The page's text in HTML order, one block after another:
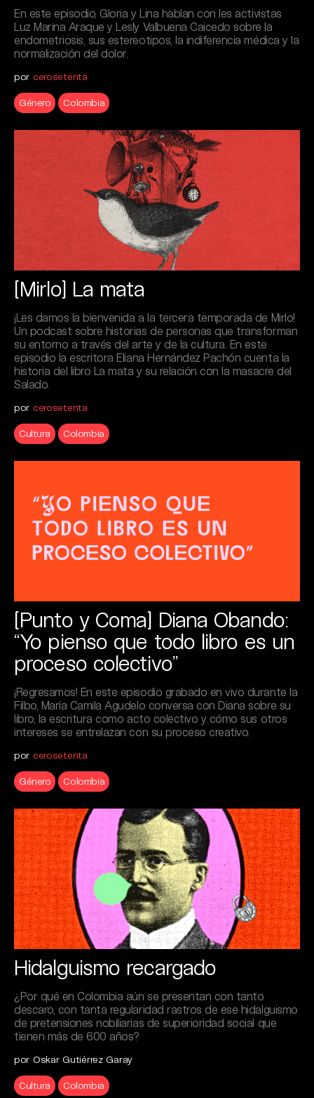
En este episodio, Gloria y Lina hablan con les activistas
Luz Marina Araque y Lesly Valbuena Caicedo sobre la
endometriosis, sus estereotipos, la indiferencia médica y la
normalización del dolor.
por cerosetenta
Género Colombia
[Mirlo] La mata
¡Les damos la bienvenida a la tercera temporada de Mirlo!
Un podcast sobre historias de personas que transforman
su entorno a través del arte y de la cultura. En este
episodio la escritora Eliana Hernández Pachón cuenta la
historia del libro La mata y su relación con la masacre del
Salado.
por cerosetenta
Cultura Colombia
[Punto y Coma] Diana Obando:
“Yo pienso que todo libro es un
proceso colectivo”
¡Regresamos! En este episodio grabado en vivo durante la
Filbo, María Camila Agudelo conversa con Diana sobre su
libro, la escritura como acto colectivo y cómo sus otros
intereses se entrelazan con su proceso creativo.
por cerosetenta
Género Colombia
Hidalguismo recargado
¿Por qué en Colombia aún se presentan con tanto
descaro, con tanta regularidad rastros de ese hidalguismo
de pretensiones nobiliarias de superioridad social que
tienen más de 600 años?
por Oskar Gutiérrez Garay
Cultura Colombia